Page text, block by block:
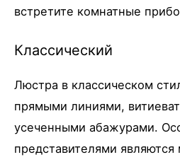
встретите комнатные
Классический
Люстра в классическом
прямыми линиями,
усеченными абажурами.
представителями